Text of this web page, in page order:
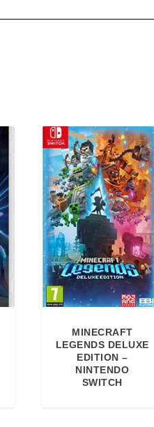
MINECRAFT
LEGENDS DELUXE
EDITION –
NINTENDO
SWITCH